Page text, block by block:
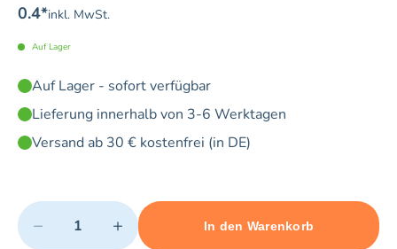
0.4*inkl. MwSt.
Auf Lager
Auf Lager - sofort verfügbar
Lieferung innerhalb von 3-6 Werktagen
Versand ab 30 € kostenfrei (in DE)
Quantity
− +
Minimum quantity: 1 Maximum quantity: 3
In den Warenkorb
Add 1 item to cart